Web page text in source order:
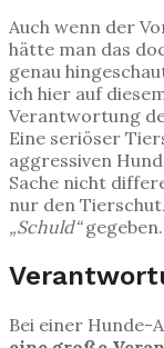
Auch wenn der
hätte man das
genau
ich hier auf
Verantwortung
Eine seriöser
aggressiven
Sache nicht
nur den
„Schuld“gegeben.
Bei einer Hunde-